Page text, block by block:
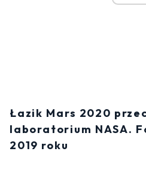
Łazik Mars 2020
laboratorium NASA.
2019 roku